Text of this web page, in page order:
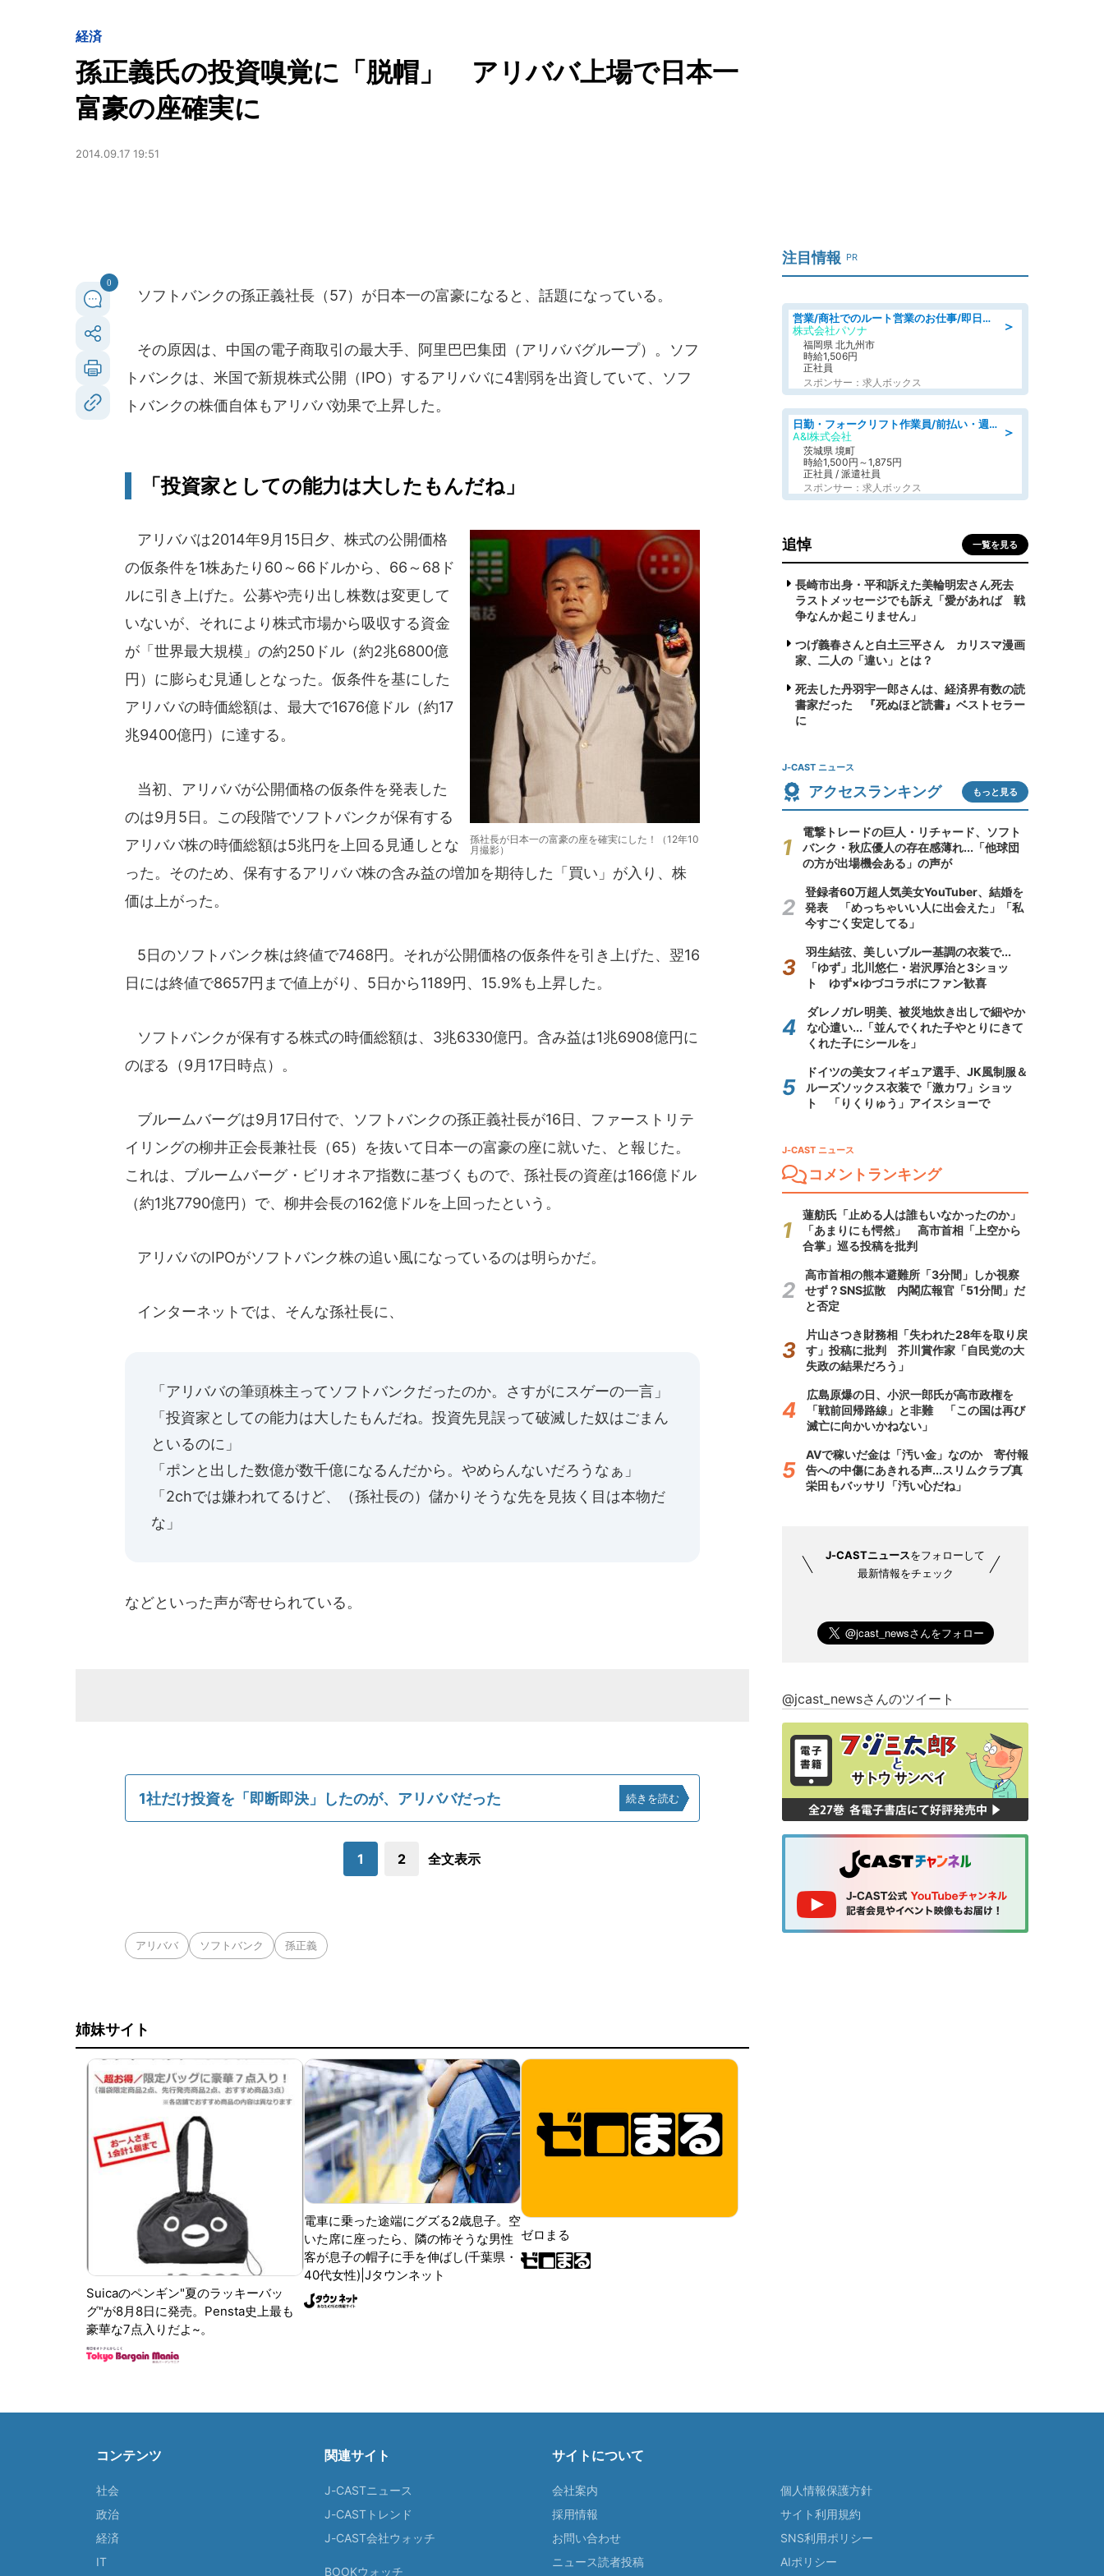
経済
孫正義氏の投資嗅覚に「脱帽」 アリババ上場で日本一
富豪の座確実に
2014.09.17 19:51
0
ソフトバンクの孫正義社長（57）が日本一の富豪になると、話題になっている。
その原因は、中国の電子商取引の最大手、阿里巴巴集団（アリババグループ）。ソフ
トバンクは、米国で新規株式公開（IPO）するアリババに4割弱を出資していて、ソフ
トバンクの株価自体もアリババ効果で上昇した。
「投資家としての能力は大したもんだね」
孫社長が日本一の富豪の座を確実にした！（12年10
月撮影）
アリババは2014年9月15日夕、株式の公開価格
の仮条件を1株あたり60～66ドルから、66～68ド
ルに引き上げた。公募や売り出し株数は変更して
いないが、それにより株式市場から吸収する資金
が「世界最大規模」の約250ドル（約2兆6800億
円）に膨らむ見通しとなった。仮条件を基にした
アリババの時価総額は、最大で1676億ドル（約17
兆9400億円）に達する。
当初、アリババが公開価格の仮条件を発表した
のは9月5日。この段階でソフトバンクが保有する
アリババ株の時価総額は5兆円を上回る見通しとな
った。そのため、保有するアリババ株の含み益の増加を期待した「買い」が入り、株
価は上がった。
5日のソフトバンク株は終値で7468円。それが公開価格の仮条件を引き上げた、翌16
日には終値で8657円まで値上がり、5日から1189円、15.9%も上昇した。
ソフトバンクが保有する株式の時価総額は、3兆6330億円。含み益は1兆6908億円に
のぼる（9月17日時点）。
ブルームバーグは9月17日付で、ソフトバンクの孫正義社長が16日、ファーストリテ
イリングの柳井正会長兼社長（65）を抜いて日本一の富豪の座に就いた、と報じた。
これは、ブルームバーグ・ビリオネア指数に基づくもので、孫社長の資産は166億ドル
（約1兆7790億円）で、柳井会長の162億ドルを上回ったという。
アリババのIPOがソフトバンク株の追い風になっているのは明らかだ。
インターネットでは、そんな孫社長に、
「アリババの筆頭株主ってソフトバンクだったのか。さすがにスゲーの一言」
「投資家としての能力は大したもんだね。投資先見誤って破滅した奴はごまん
といるのに」
「ポンと出した数億が数千億になるんだから。やめらんないだろうなぁ」
「2chでは嫌われてるけど、（孫社長の）儲かりそうな先を見抜く目は本物だ
な」
などといった声が寄せられている。
1社だけ投資を「即断即決」したのが、アリババだった 続きを読む
1 2 全文表示
アリババ ソフトバンク 孫正義
姉妹サイト
Suicaのペンギン"夏のラッキーバッ
グ"が8月8日に発売。Pensta史上最も
豪華な7点入りだよ~。
電車に乗った途端にグズる2歳息子。空
いた席に座ったら、隣の怖そうな男性
客が息子の帽子に手を伸ばし(千葉県・
40代女性)|Jタウンネット
ゼロまる
注目情報 PR
＞
営業/商社でのルート営業のお仕事/即日勤務可/車通勤可/営業
株式会社パソナ
福岡県 北九州市
時給1,506円
正社員
スポンサー：求人ボックス
＞
日勤・フォークリフト作業員/前払い・週払い制度あり/長期安定/有給とりやすい/環境充実
A&I株式会社
茨城県 境町
時給1,500円～1,875円
正社員 / 派遣社員
スポンサー：求人ボックス
追悼 一覧を見る
長崎市出身・平和訴えた美輪明宏さん死去
ラストメッセージでも訴え「愛があれば 戦
争なんか起こりません」
つげ義春さんと白土三平さん カリスマ漫画
家、二人の「違い」とは？
死去した丹羽宇一郎さんは、経済界有数の読
書家だった 『死ぬほど読書』ベストセラー
に
J-CAST ニュース
アクセスランキング もっと見る
電撃トレードの巨人・リチャード、ソフト
バンク・秋広優人の存在感薄れ...「他球団
の方が出場機会ある」の声が
登録者60万超人気美女YouTuber、結婚を
発表 「めっちゃいい人に出会えた」「私
今すごく安定してる」
羽生結弦、美しいブルー基調の衣装で...
「ゆず」北川悠仁・岩沢厚治と3ショッ
ト ゆず×ゆづコラボにファン歓喜
ダレノガレ明美、被災地炊き出しで細やか
な心遣い...「並んでくれた子やとりにきて
くれた子にシールを」
ドイツの美女フィギュア選手、JK風制服＆
ルーズソックス衣装で「激カワ」ショッ
ト 「りくりゅう」アイスショーで
J-CAST ニュース
コメントランキング
蓮舫氏「止める人は誰もいなかったのか」
「あまりにも愕然」 高市首相「上空から
合掌」巡る投稿を批判
高市首相の熊本避難所「3分間」しか視察
せず？SNS拡散 内閣広報官「51分間」だ
と否定
片山さつき財務相「失われた28年を取り戻
す」投稿に批判 芥川賞作家「自民党の大
失政の結果だろう」
広島原爆の日、小沢一郎氏が高市政権を
「戦前回帰路線」と非難 「この国は再び
滅亡に向かいかねない」
AVで稼いだ金は「汚い金」なのか 寄付報
告への中傷にあきれる声...スリムクラブ真
栄田もバッサリ「汚い心だね」
J-CASTニュースをフォローして
最新情報をチェック
@jcast_newsさんのツイート
コンテンツ
社会
政治
経済
IT
関連サイト
J-CASTニュース
J-CASTトレンド
J-CAST会社ウォッチ
BOOKウォッチ
サイトについて
会社案内
採用情報
お問い合わせ
ニュース読者投稿
個人情報保護方針
サイト利用規約
SNS利用ポリシー
AIポリシー